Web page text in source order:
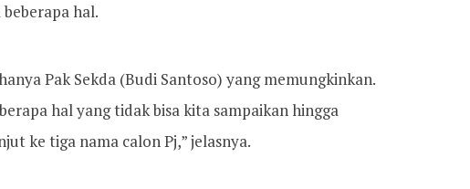
hal.
Pak Sekda (Budi Santoso) yang memungkinkan.
hal yang tidak bisa kita sampaikan hingga
ke tiga nama calon Pj,” jelasnya.